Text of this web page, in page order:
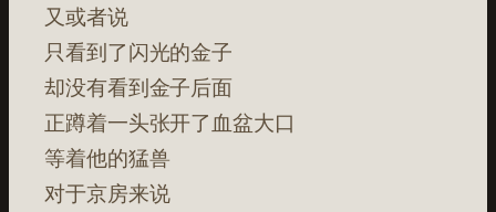
又或者说
只看到了闪光的金子
却没有看到金子后面
正蹲着一头张开了血盆大口
等着他的猛兽
对于京房来说